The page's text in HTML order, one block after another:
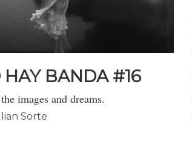
HAY BANDA #16
images and dreams.
Sorte